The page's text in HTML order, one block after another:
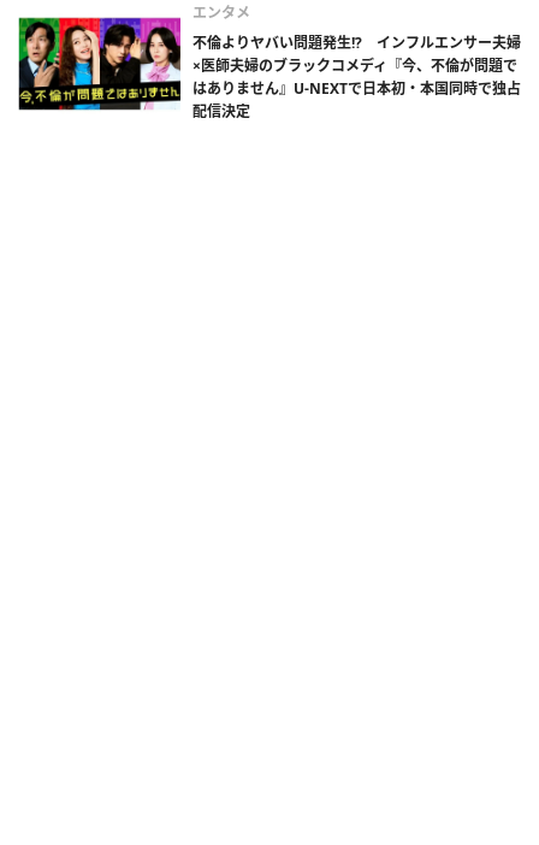
エンタメ
不倫よりヤバい問題発生!? インフルエンサー夫婦
×医師夫婦のブラックコメディ『今、不倫が問題で
はありません』U-NEXTで日本初・本国同時で独占
配信決定